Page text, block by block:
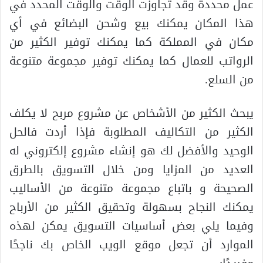
عمل محددة وقد تجاوزت الوقت والوقت المحدد في
هذا المكان يمكنك بيع وشحن البضائع في أي
مكان في المملكة كما يمكنك توفير الكثير من
الرواتب للعمال كما يمكنك توفير مجموعة متنوعة
من السلع.
يبحث الكثير من الأشخاص عن مشروع مربح لا يكلف
الكثير من التكاليف المطلوبة فإذا أردت فالحل
الوحيد والأفضل لك هو إنشاء مشروع إلكتروني له
العديد من المزايا ومن خلال التسويق بالطرق
الصحيحة و باتباع مجموعة متنوعة من الأساليب
يمكنك النجاح بسهولة وتحقيق الكثير من الأرباح
وفيما يلي بعض أساسيات التسويق يمكن لهذه
الموارد أن تجعل موقع الويب الخاص بك ناجحًا